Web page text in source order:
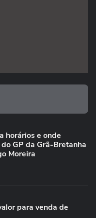
horários e onde
GP da Grã-Bretanha
Moreira
para venda de